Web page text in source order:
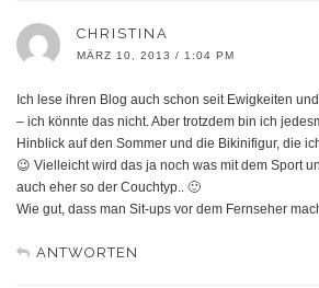
CHRISTINA
MÄRZ 10, 2013 / 1:04 PM
Ich lese ihren Blog auch schon seit Ewigkeiten
– ich könnte das nicht. Aber trotzdem bin ich
Hinblick auf den Sommer und die Bikinifigur, die
😉 Vielleicht wird das ja noch was mit dem Sport
auch eher so der Couchtyp.. 🙂
Wie gut, dass man Sit-ups vor dem Fernseher
ANTWORTEN